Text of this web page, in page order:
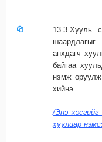
13.3.Хууль
анхдагч
байгаа
нэмж оруулж
хийнэ.
/Энэ
хуулиар